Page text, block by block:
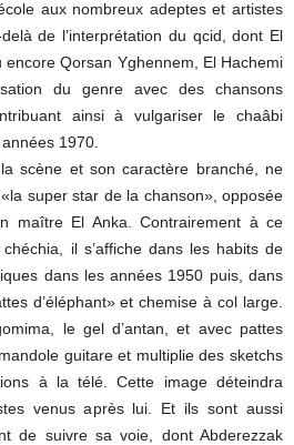
aux nombreux adeptes et artistes
de l’interprétation du qcid, dont El
encore Qorsan Yghennem, El Hachemi
du genre avec des chansons
ainsi à vulgariser le chaâbi
1970.
scène et son caractère branché, ne
super star de la chanson», opposée
maître El Anka. Contrairement à ce
il s’affiche dans les habits de
dans les années 1950 puis, dans
d’éléphant» et chemise à col large.
le gel d’antan, et avec pattes
guitare et multiplie des sketchs
à la télé. Cette image déteindra
venus après lui. Et ils sont aussi
de suivre sa voie, dont Abderezzak